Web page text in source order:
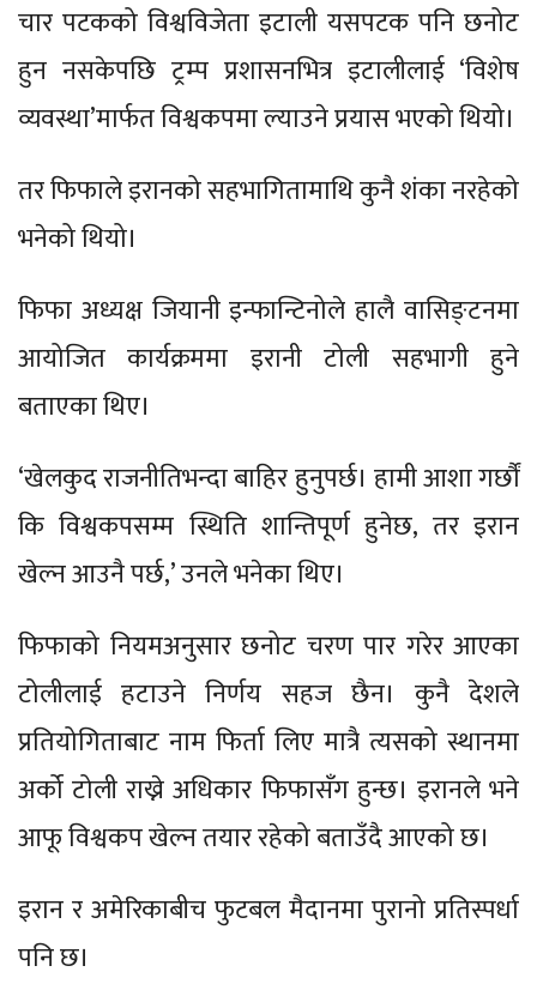
चार पटकको विश्वविजेता इटाली यसपटक पनि छनोट
हुन नसकेपछि ट्रम्प प्रशासनभित्र इटालीलाई ‘विशेष
व्यवस्था’मार्फत विश्वकपमा ल्याउने प्रयास भएको थियो।
तर फिफाले इरानको सहभागितामाथि कुनै शंका नरहेको
भनेको थियो।
फिफा अध्यक्ष जियानी इन्फान्टिनोले हालै वासिङ्टनमा
आयोजित कार्यक्रममा इरानी टोली सहभागी हुने
बताएका थिए।
‘खेलकुद राजनीतिभन्दा बाहिर हुनुपर्छ। हामी आशा गर्छौं
कि विश्वकपसम्म स्थिति शान्तिपूर्ण हुनेछ, तर इरान
खेल्न आउनै पर्छ,’ उनले भनेका थिए।
फिफाको नियमअनुसार छनोट चरण पार गरेर आएका
टोलीलाई हटाउने निर्णय सहज छैन। कुनै देशले
प्रतियोगिताबाट नाम फिर्ता लिए मात्रै त्यसको स्थानमा
अर्को टोली राख्ने अधिकार फिफासँग हुन्छ। इरानले भने
आफू विश्वकप खेल्न तयार रहेको बताउँदै आएको छ।
इरान र अमेरिकाबीच फुटबल मैदानमा पुरानो प्रतिस्पर्धा
पनि छ।